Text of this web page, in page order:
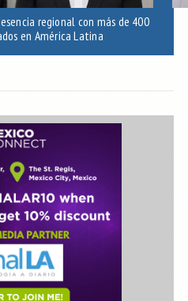
regional con más de 400
en América Latina